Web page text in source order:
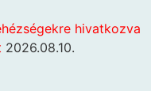
hivatkozva
2026.08.10.